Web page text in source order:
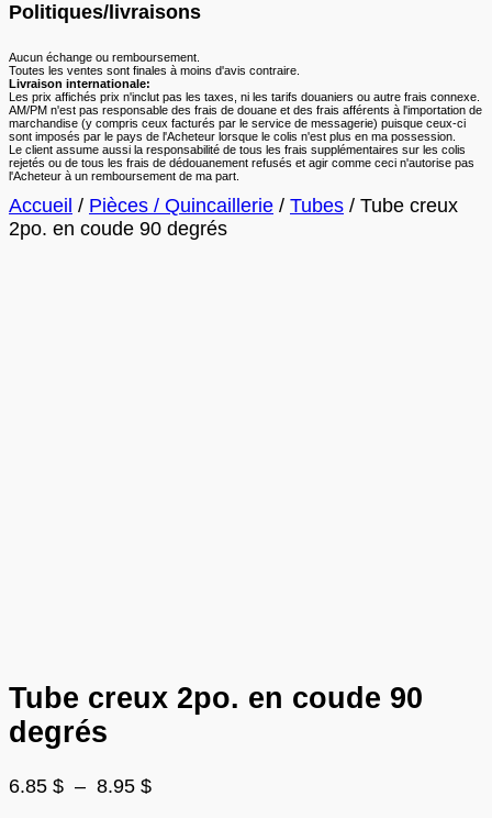
Politiques/livraisons
Aucun échange ou remboursement.
Toutes les ventes sont finales à moins d'avis contraire.
Livraison internationale:
Les prix affichés prix n'inclut pas les taxes, ni les tarifs douaniers ou autre frais connexe.
AM/PM n'est pas responsable des frais de douane et des frais afférents à l'importation de
marchandise (y compris ceux facturés par le service de messagerie) puisque ceux-ci
sont imposés par le pays de l'Acheteur lorsque le colis n'est plus en ma possession.
Le client assume aussi la responsabilité de tous les frais supplémentaires sur les colis
rejetés ou de tous les frais de dédouanement refusés et agir comme ceci n'autorise pas
l'Acheteur à un remboursement de ma part.
Accueil / Pièces / Quincaillerie / Tubes / Tube creux
2po. en coude 90 degrés
Tube creux 2po. en coude 90
degrés
6.85 $ – 8.95 $Plage